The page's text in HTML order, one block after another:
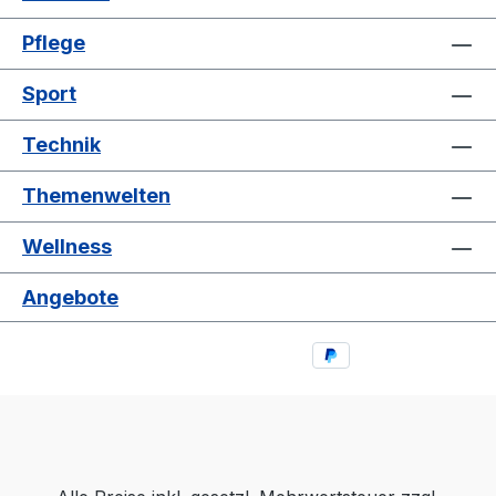
und Beinstütze aus einem einzigen Schaumstoff-
Block • Geringe Breite von nur 80 cm
• Schutzhülle für Arm- und
Kopflehne zur Unterstützung der Langlebigkeit
Qualitex-Bezug • Verschiedene
zwischen 1- und 2-motorigen Sesseln Bei 2-
motorigen Seniorensesseln sind Fußstütze und
Rückenlehne getrennt voneinander verstellbar.
So ist es z.B. auch in der Sitzposition möglich die
Fußstütze hochzufahren. Bei 1-motorigen
Modellen klappt sich die Fußstütze kurz vor
Einsetzen der Liegeposition aus. Garantie
Pflege
Sport
Technik
Themenwelten
Wellness
Angebote